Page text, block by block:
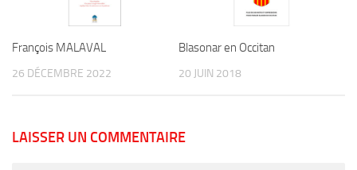
François MALAVAL
26 DÉCEMBRE 2022
Blasonar en Occitan
20 JUIN 2018
LAISSER UN COMMENTAIRE